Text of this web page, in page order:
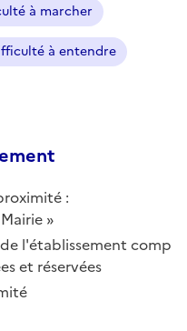
à marcher
à entendre
:
l'établissement comp
et réservées